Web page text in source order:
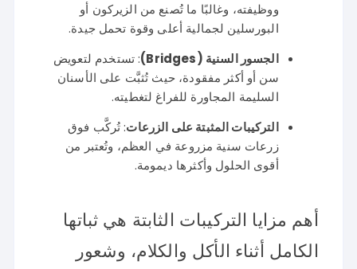
ووظيفته، وغالبًا ما تُصنع من الزيركون أو
البورسلين لجمالية أعلى وقوة تحمل جيدة.
الجسور السنية (Bridges)
: تستخدم لتعويض
سن أو أكثر مفقودة، حيث تُثبَّت على الأسنان
السليمة المجاورة للفراغ لتغطيته.
التركيبات المثبتة على الزرعات: تُركَّب فوق
زرعات سنية مزروعة في العظم، وتُعتبر من
أقوى الحلول وأكثرها ديمومة.
أهم مزايا التركيبات الثابتة هي ثباتها
الكامل أثناء الأكل والكلام، وشعور